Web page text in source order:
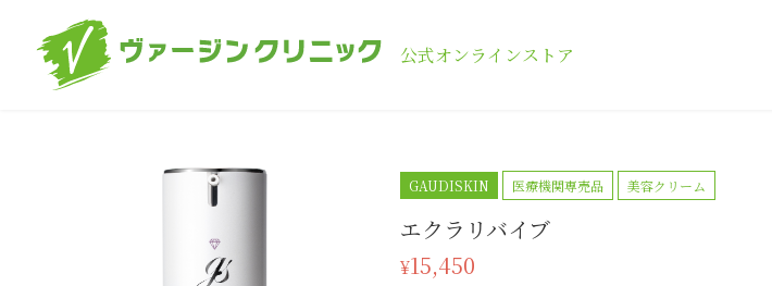
公式オンラインストア
GAUDISKIN 医療機関専売品 美容クリーム
エクラリバイブ
¥15,450